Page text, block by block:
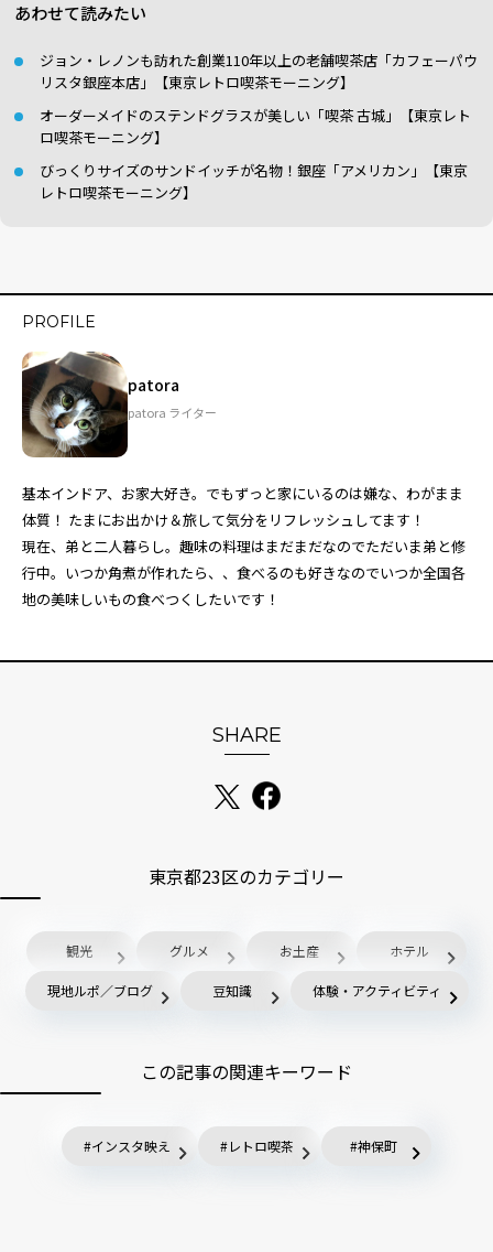
あわせて読みたい
ジョン・レノンも訪れた創業110年以上の老舗喫茶店「カフェーパウ
リスタ銀座本店」【東京レトロ喫茶モーニング】
オーダーメイドのステンドグラスが美しい「喫茶 古城」【東京レト
ロ喫茶モーニング】
びっくりサイズのサンドイッチが名物！銀座「アメリカン」【東京
レトロ喫茶モーニング】
PROFILE
patora
patora ライター
基本インドア、お家大好き。でもずっと家にいるのは嫌な、わがまま
体質！ たまにお出かけ＆旅して気分をリフレッシュしてます！
現在、弟と二人暮らし。趣味の料理はまだまだなのでただいま弟と修
行中。いつか角煮が作れたら、、食べるのも好きなのでいつか全国各
地の美味しいもの食べつくしたいです！
SHARE
東京都23区のカテゴリー
観光 グルメ お土産 ホテル
現地ルポ／ブログ 豆知識 体験・アクティビティ
この記事の関連キーワード
インスタ映え レトロ喫茶 神保町